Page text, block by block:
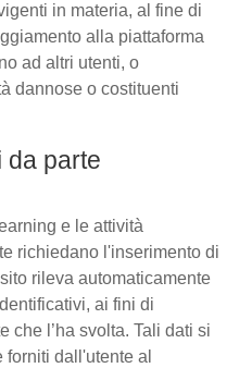
in materia, al fine di
alla piattaforma
ad altri utenti, o
dannose o costituenti
da parte
e le attività
richiedano l'inserimento di
rileva automaticamente
ai fini di
che l’ha svolta. Tali dati si
dall'utente al